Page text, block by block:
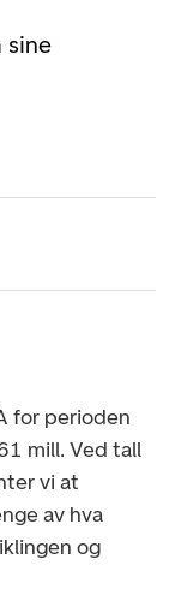
sine
for perioden
mill. Ved tall
vi at
av hva
og